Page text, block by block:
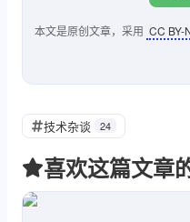
本文是原创文章，采用 CC BY-
技术杂谈 24
喜欢这篇文章